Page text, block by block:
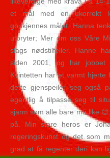
et mål med en ukorrekt
godkjennes målet. Hanna
utbryter; Mer om oss Våre
slags nødstilfeller. Hanne
siden 2001, og har jobbet
Kvintetten har et varmt hjerte
dette gjenspeiler seg også
egentlig å tilpasse seg til
sjarm som alle bare må like
på. Min store heros er
regeringskunst og det som
grad at få regenter deri kan